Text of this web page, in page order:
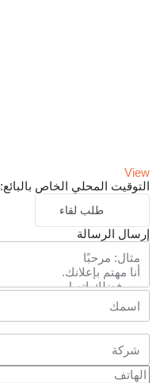
View
التوقيت المحلي الخاص بالبائع: 17:18 (CEST)
طلب لقاء
إرسال الرسالة